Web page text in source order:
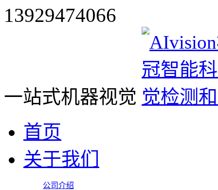
13929474066
一站式机器视觉
首页
关于我们
公司介绍